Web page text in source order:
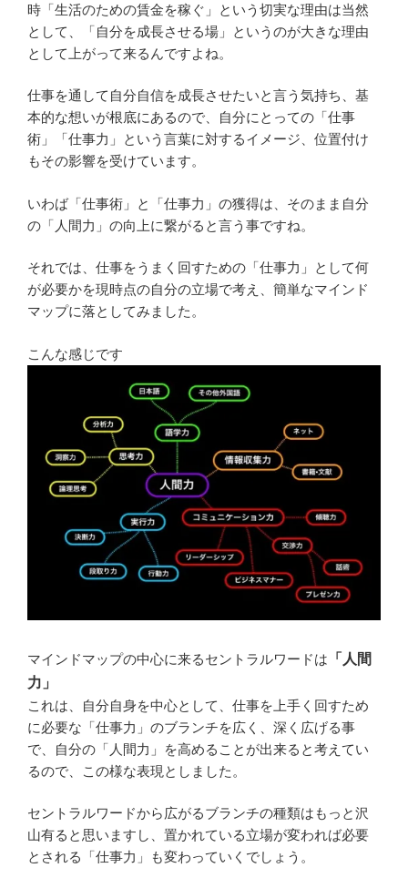
時「生活のための賃金を稼ぐ」という切実な理由は当然
として、「自分を成長させる場」というのが大きな理由
として上がって来るんですよね。
仕事を通して自分自信を成長させたいと言う気持ち、基
本的な想いが根底にあるので、自分にとっての「仕事
術」「仕事力」という言葉に対するイメージ、位置付け
もその影響を受けています。
いわば「仕事術」と「仕事力」の獲得は、そのまま自分
の「人間力」の向上に繋がると言う事ですね。
それでは、仕事をうまく回すための「仕事力」として何
が必要かを現時点の自分の立場で考え、簡単なマインド
マップに落としてみました。
こんな感じです
マインドマップの中心に来るセントラルワードは 「人間
力」
これは、自分自身を中心として、仕事を上手く回すため
に必要な「仕事力」のブランチを広く、深く広げる事
で、自分の「人間力」を高めることが出来ると考えてい
るので、この様な表現としました。
セントラルワードから広がるブランチの種類はもっと沢
山有ると思いますし、置かれている立場が変われば必要
とされる「仕事力」も変わっていくでしょう。